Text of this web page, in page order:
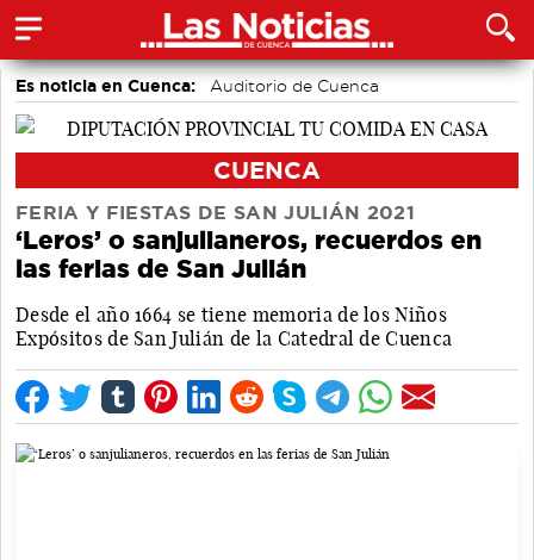
Es noticia en Cuenca: Auditorio de Cuenca
CUENCA
FERIA Y FIESTAS DE SAN JULIÁN 2021
‘Leros’ o sanjulianeros, recuerdos en
las ferias de San Julián
Desde el año 1664 se tiene memoria de los Niños
Expósitos de San Julián de la Catedral de Cuenca